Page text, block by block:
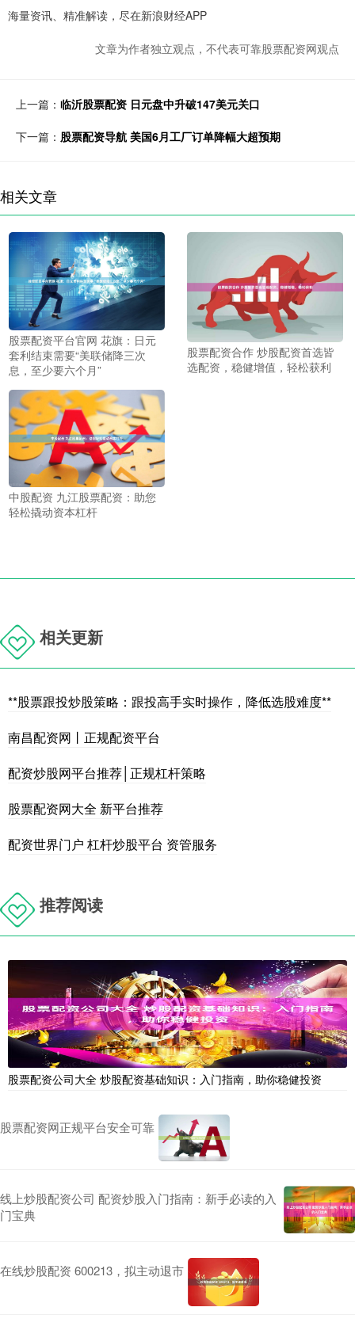
海量资讯、精准解读，尽在新浪财经APP
文章为作者独立观点，不代表可靠股票配资网观点
上一篇： 临沂股票配资 日元盘中升破147美元关口
下一篇： 股票配资导航 美国6月工厂订单降幅大超预期
相关文章
股票配资平台官网 花旗：日元
套利结束需要“美联储降三次
息，至少要六个月”
股票配资合作 炒股配资首选皆
选配资，稳健增值，轻松获利
中股配资 九江股票配资：助您
轻松撬动资本杠杆
相关更新
**股票跟投炒股策略：跟投高手实时操作，降低选股难度**
南昌配资网丨正规配资平台
配资炒股网平台推荐│正规杠杆策略
股票配资网大全 新平台推荐
配资世界门户 杠杆炒股平台 资管服务
推荐阅读
股票配资公司大全 炒股配资基础知识：入门指南，助你稳健投资
股票配资网正规平台安全可靠
线上炒股配资公司 配资炒股入门指南：新手必读的入
门宝典
在线炒股配资 600213，拟主动退市